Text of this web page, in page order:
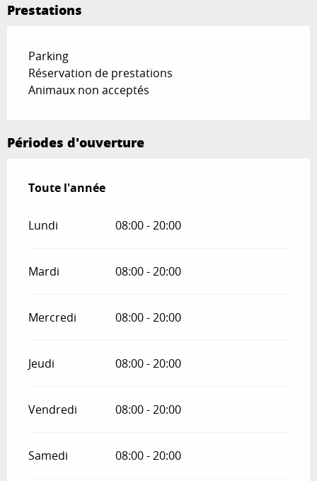
Prestations
Parking
Réservation de prestations
Animaux non acceptés
Périodes d'ouverture
Toute l'année
Toute l'année
Lundi 08:00 - 20:00
Mardi 08:00 - 20:00
Mercredi 08:00 - 20:00
Jeudi 08:00 - 20:00
Vendredi 08:00 - 20:00
Samedi 08:00 - 20:00